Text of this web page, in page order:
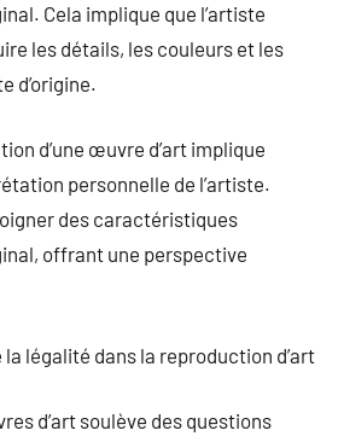
Cela implique que l’artiste
les détails, les couleurs et les
d’origine.
d’une œuvre d’art implique
personnelle de l’artiste.
des caractéristiques
offrant une perspective
la légalité dans la reproduction d’art
d’art soulève des questions